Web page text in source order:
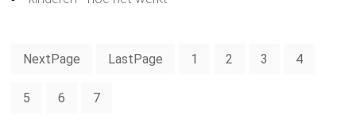
NextPage LastPage 1 2 3 4
5 6 7